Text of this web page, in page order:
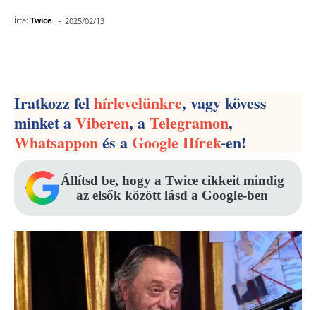
Írta: Twice - 2025/02/13
Iratkozz felhírlevelünkre, vagy kövess
minket aViberen, aTelegramon,
Whatsapponés aGoogle Hírek-en!
Állítsd be, hogy a Twice cikkeit mindig
az elsők között lásd a Google-ben